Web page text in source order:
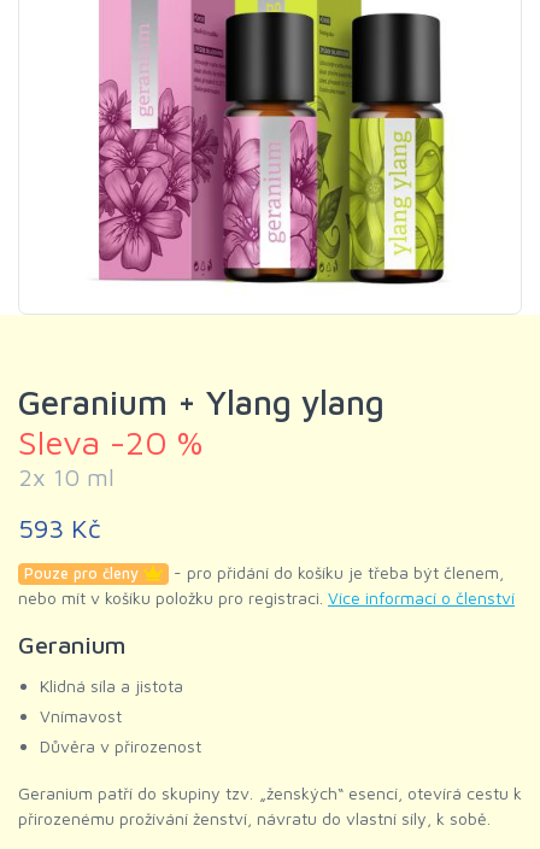
Geranium + Ylang ylang
Sleva -20 %
2x 10 ml
593 Kč
Pouze pro členy
- pro přidání do košíku je třeba být členem,
nebo mít v košíku položku pro registraci. Více informací o členství
Geranium
Klidná síla a jistota
Vnímavost
Důvěra v přirozenost
Geranium patří do skupiny tzv. „ženských“ esencí, otevírá cestu k
přirozenému prožívání ženství, návratu do vlastní síly, k sobě.